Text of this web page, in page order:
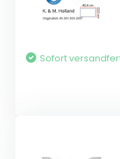
Sofort